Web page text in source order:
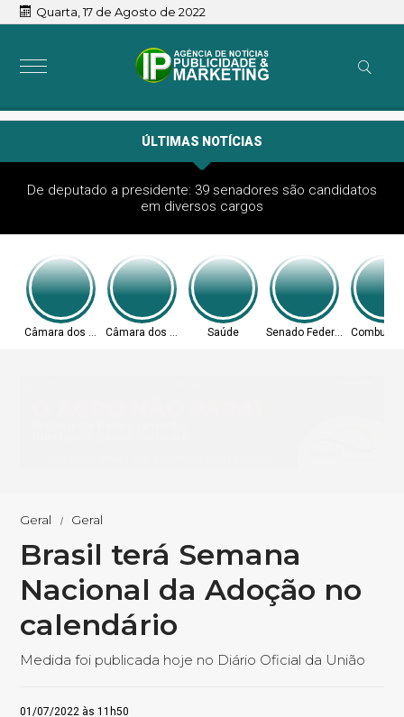
Quarta, 17 de Agosto de 2022
ÚLTIMAS NOTÍCIAS
De deputado a presidente: 39 senadores são candidatos
em diversos cargos
Câmara dos DeputadosCâmara dos DeputadosSaúde Senado Federal
Geral Geral
Brasil terá Semana
Nacional da Adoção no
calendário
Medida foi publicada hoje no Diário Oficial da União
01/07/2022 às 11h50